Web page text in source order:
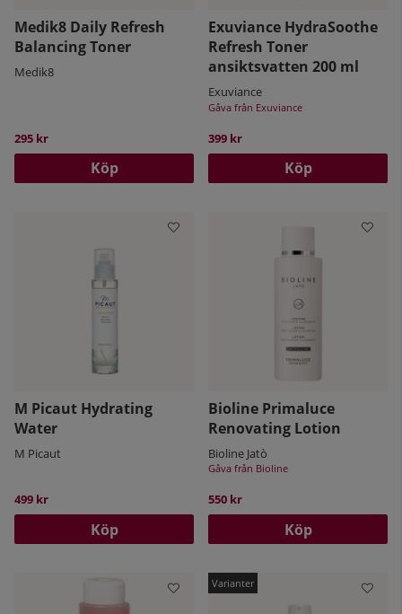
Medik8 Daily Refresh
Balancing Toner
Medik8
295 kr
Köp
Exuviance HydraSoothe
Refresh Toner
ansiktsvatten 200 ml
Exuviance
Gåva från Exuviance
399 kr
Köp
M Picaut Hydrating
Water
M Picaut
499 kr
Köp
Bioline Primaluce
Renovating Lotion
Bioline Jatò
Gåva från Bioline
550 kr
Köp